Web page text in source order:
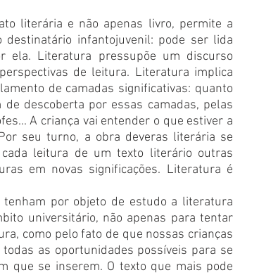
literária e não apenas livro, permite a
infantojuvenil: pode ser lida
ela. Literatura pressupõe um discurso
de leitura. Literatura implica
de camadas significativas: quanto
descoberta por essas camadas, pelas
A criança vai entender o que estiver a
seu turno, a obra deveras literária se
leitura de um texto literário outras
em novas significações. Literatura é
por objeto de estudo a literatura
universitário, não apenas para tentar
como pelo fato de que nossas crianças
as oportunidades possíveis para se
que se inserem. O texto que mais pode